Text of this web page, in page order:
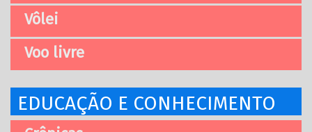
Vôlei
Voo livre
EDUCAÇÃO E CONHECIMENTO